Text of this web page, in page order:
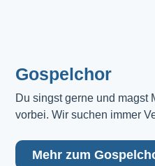
Gospelchor
Du singst gerne und magst
vorbei. Wir suchen immer
Mehr zum